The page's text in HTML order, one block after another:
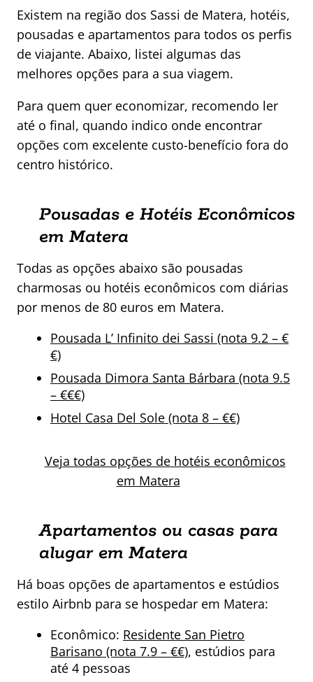
Existem na região dos Sassi de Matera, hotéis,
pousadas e apartamentos para todos os perfis
de viajante. Abaixo, listei algumas das
melhores opções para a sua viagem.
Para quem quer economizar, recomendo ler
até o final, quando indico onde encontrar
opções com excelente custo-benefício fora do
centro histórico.
Pousadas e Hotéis Econômicos
em Matera
Todas as opções abaixo são pousadas
charmosas ou hotéis econômicos com diárias
por menos de 80 euros em Matera.
Pousada L’ Infinito dei Sassi (nota 9.2 – €
€)
Pousada Dimora Santa Bárbara (nota 9.5
– €€€)
Hotel Casa Del Sole (nota 8 – €€)
Veja todas opções de hotéis econômicos
em Matera
Apartamentos ou casas para
alugar em Matera
Há boas opções de apartamentos e estúdios
estilo Airbnb para se hospedar em Matera:
Econômico: Residente San Pietro
Barisano (nota 7.9 – €€), estúdios para
até 4 pessoas